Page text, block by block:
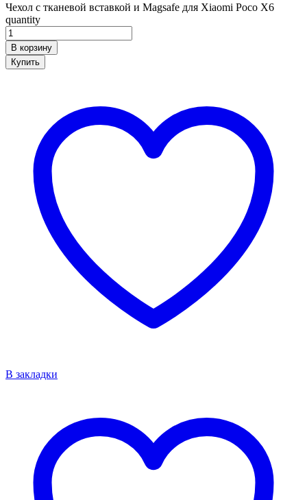
Чехол с тканевой вставкой и Magsafe для Xiaomi Poco X6
quantity
В корзину
Купить
В закладки